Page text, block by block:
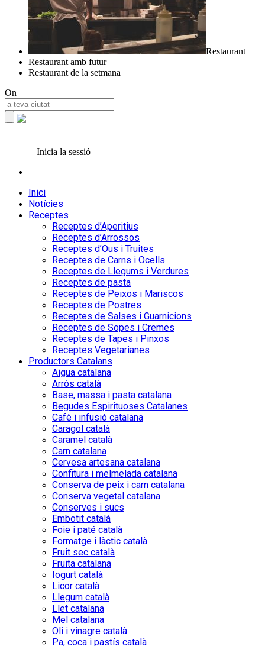
Restaurant
Restaurant amb futur
Restaurant de la setmana
On
Inicia la sessió
Inici
Notícies
Receptes
Receptes d’Aperitius
Receptes d’Arrossos
Receptes d’Ous i Truites
Receptes de Carns i Ocells
Receptes de Llegums i Verdures
Receptes de pasta
Receptes de Peixos i Mariscos
Receptes de Postres
Receptes de Salses i Guarnicions
Receptes de Sopes i Cremes
Receptes de Tapes i Pinxos
Receptes Vegetarianes
Productors Catalans
Aigua catalana
Arròs català
Base, massa i pasta catalana
Begudes Espirituoses Catalanes
Cafè i infusió catalana
Caragol català
Caramel català
Carn catalana
Cervesa artesana catalana
Confitura i melmelada catalana
Conserva de peix i carn catalana
Conserva vegetal catalana
Conserves i sucs
Embotit català
Foie i paté català
Formatge i làctic català
Fruit sec català
Fruita catalana
Iogurt català
Licor català
Llegum català
Llet catalana
Mel catalana
Oli i vinagre català
Pa, coca i pastís català